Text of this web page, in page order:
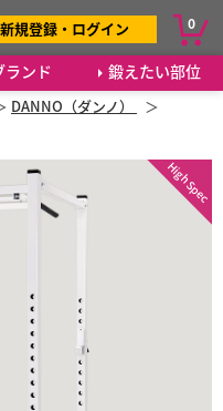
ランド 鍛えたい部位
新規登録・ログイン 0
DANNO（ダンノ）
High Spec